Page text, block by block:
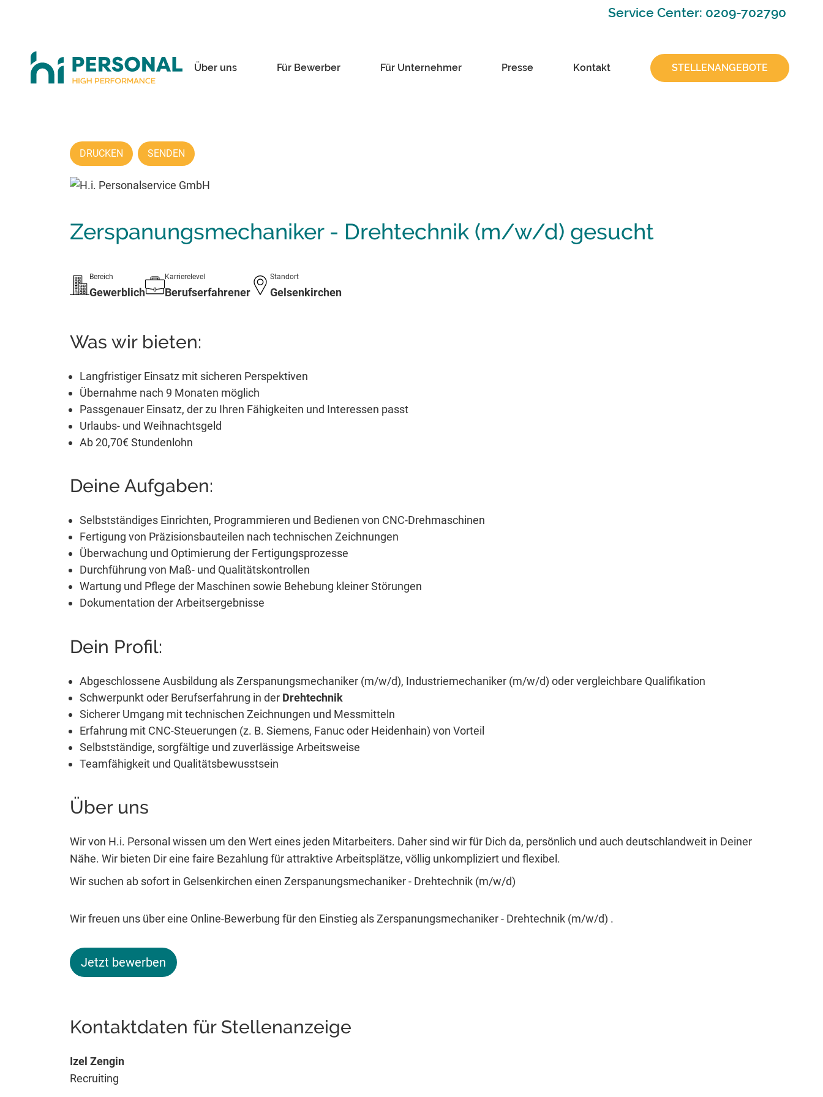
Service Center: 0209-702790
Über uns Für Bewerber Für Unternehmer Presse Kontakt STELLENANGEBOTE
DRUCKEN SENDEN
Zerspanungsmechaniker - Drehtechnik (m/w/d) gesucht
Bereich
Gewerblich
Karrierelevel
Berufserfahrener
Standort
Gelsenkirchen
Was wir bieten:
Langfristiger Einsatz mit sicheren Perspektiven
Übernahme nach 9 Monaten möglich
Passgenauer Einsatz, der zu Ihren Fähigkeiten und Interessen passt
Urlaubs- und Weihnachtsgeld
Ab 20,70€ Stundenlohn
Deine Aufgaben:
Selbstständiges Einrichten, Programmieren und Bedienen von CNC-Drehmaschinen
Fertigung von Präzisionsbauteilen nach technischen Zeichnungen
Überwachung und Optimierung der Fertigungsprozesse
Durchführung von Maß- und Qualitätskontrollen
Wartung und Pflege der Maschinen sowie Behebung kleiner Störungen
Dokumentation der Arbeitsergebnisse
Dein Profil:
Abgeschlossene Ausbildung als Zerspanungsmechaniker (m/w/d), Industriemechaniker (m/w/d) oder vergleichbare Qualifikation
Schwerpunkt oder Berufserfahrung in der Drehtechnik
Sicherer Umgang mit technischen Zeichnungen und Messmitteln
Erfahrung mit CNC-Steuerungen (z. B. Siemens, Fanuc oder Heidenhain) von Vorteil
Selbstständige, sorgfältige und zuverlässige Arbeitsweise
Teamfähigkeit und Qualitätsbewusstsein
Über uns
Wir von H.i. Personal wissen um den Wert eines jeden Mitarbeiters. Daher sind wir für Dich da, persönlich und auch deutschlandweit in Deiner
Nähe. Wir bieten Dir eine faire Bezahlung für attraktive Arbeitsplätze, völlig unkompliziert und flexibel.
Wir suchen ab sofort in Gelsenkirchen einen Zerspanungsmechaniker - Drehtechnik (m/w/d)
Wir freuen uns über eine Online-Bewerbung für den Einstieg als Zerspanungsmechaniker - Drehtechnik (m/w/d) .
Jetzt bewerben
Kontaktdaten für Stellenanzeige
Izel Zengin
Recruiting